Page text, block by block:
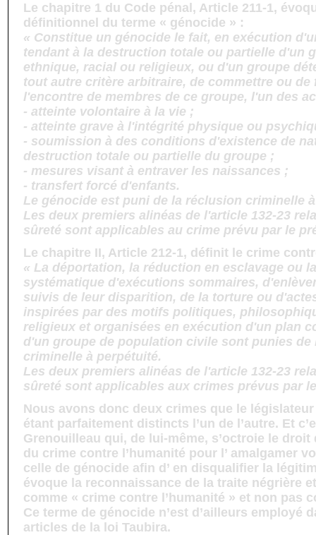
Le chapitre 1 du Code pénal, Article 211-1,
définitionnel du terme « génocide » :
« Constitue un génocide le fait, en exécution
tendant à la destruction totale ou partielle d'un
ethnique, racial ou religieux, ou d'un groupe
tout autre critère arbitraire, de commettre ou de
l'encontre de membres de ce groupe, l'un des
- atteinte volontaire à la vie ;
- atteinte grave à l'intégrité physique ou
- soumission à des conditions d'existence de
destruction totale ou partielle du groupe ;
- mesures visant à entraver les naissances ;
- transfert forcé d'enfants.
Le génocide est puni de la réclusion criminelle
Les deux premiers alinéas de l'article 132-23
sûreté sont applicables au crime prévu par le
Le chapitre II, Article 212-1, définit le crime
« La déportation, la réduction en esclavage ou
systématique d'exécutions sommaires,
suivis de leur disparition, de la torture ou
inspirées par des motifs politiques,
religieux et organisées en exécution d'un plan
d'un groupe de population civile sont punies de
criminelle à perpétuité.
Les deux premiers alinéas de l'article 132-23
sûreté sont applicables aux crimes prévus par
Nous avons donc deux crimes que le
étant parfaitement distincts l’un de l’autre. Et
Grenouilleau qui, de lui-même, s’octroie le
du crime contre l’humanité pour l’ amalgamer
celle de génocide afin d’ en disqualifier la
évoque la reconnaissance de la traite négrière
comme « crime contre l’humanité » et non pas
Ce terme de génocide n’est d’ailleurs employé
articles de la loi Taubira.